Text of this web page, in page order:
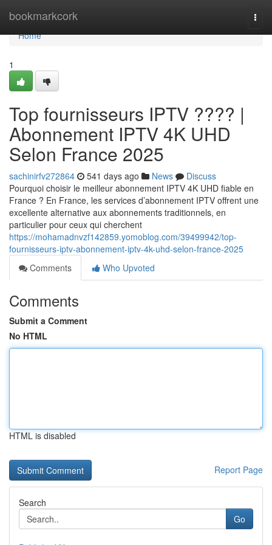
bookmarkcork
Home
Home
1
Top fournisseurs IPTV ???? |
Abonnement IPTV 4K UHD
Selon France 2025
sachinirfv272864 541 days ago News
Discuss
Pourquoi choisir le meilleur abonnement IPTV 4K UHD fiable en
France ? En France, les services d’abonnement IPTV offrent une
excellente alternative aux abonnements traditionnels, en
particulier pour ceux qui cherchent
https://mohamadnvzf142859.yomoblog.com/39499942/top-
fournisseurs-iptv-abonnement-iptv-4k-uhd-selon-france-2025
Comments
Who Upvoted
Comments
Submit a Comment
No HTML
HTML is disabled
Report Page
Search
Go